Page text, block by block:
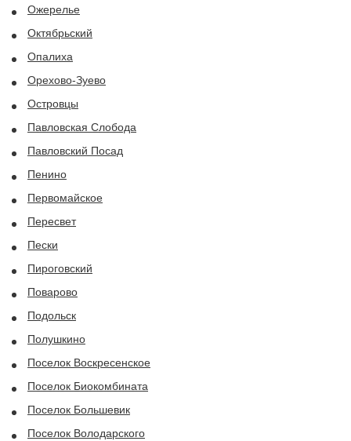
Ожерелье
Октябрьский
Опалиха
Орехово-Зуево
Островцы
Павловская Слобода
Павловский Посад
Пенино
Первомайское
Пересвет
Пески
Пироговский
Поварово
Подольск
Полушкино
Поселок Воскресенское
Поселок Биокомбината
Поселок Большевик
Поселок Володарского